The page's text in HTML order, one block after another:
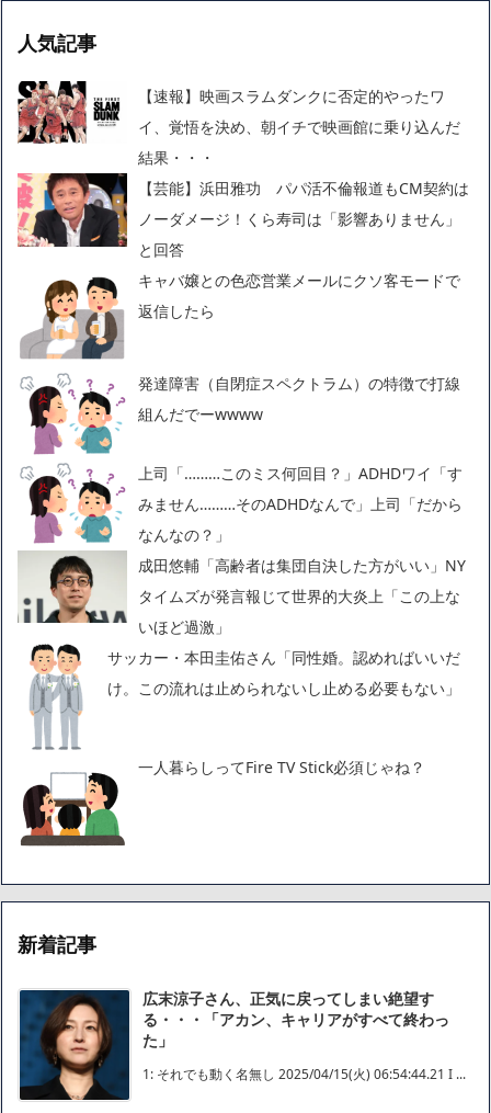
人気記事
【速報】映画スラムダンクに否定的やったワ
イ、覚悟を決め、朝イチで映画館に乗り込んだ
結果・・・
【芸能】浜田雅功 パパ活不倫報道もCM契約は
ノーダメージ！くら寿司は「影響ありません」
と回答
キャバ嬢との色恋営業メールにクソ客モードで
返信したら
発達障害（自閉症スペクトラム）の特徴で打線
組んだでーwwww
上司「………このミス何回目？」ADHDワイ「す
みません………そのADHDなんで」上司「だから
なんなの？」
成田悠輔「高齢者は集団自決した方がいい」NY
タイムズが発言報じて世界的大炎上「この上な
いほど過激」
サッカー・本田圭佑さん「同性婚。認めればいいだ
け。この流れは止められないし止める必要もない」
一人暮らしってFire TV Stick必須じゃね？
新着記事
広末涼子さん、正気に戻ってしまい絶望す
る・・・「アカン、キャリアがすべて終わっ
た」
1: それでも動く名無し 2025/04/15(火) 06:54:44.21 I ...